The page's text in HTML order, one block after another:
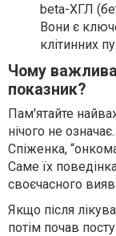
beta-ХГЛ
Вони є
клітинних
Чому
показник?
Пам'ятайте
нічого не
Спіженка,
Саме їх
своєчасного
Якщо після
потім почав